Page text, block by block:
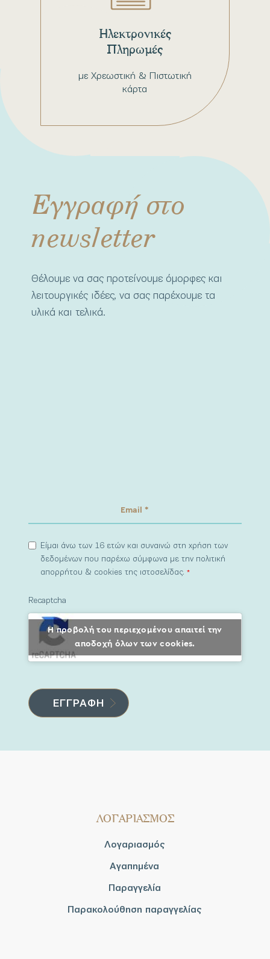
με Χρεωστική & Πιστωτική
κάρτα
Ηλεκτρονικές
Πληρωμές
Εγγραφή στο
newsletter
Θέλουμε να σας προτείνουμε όμορφες και
λειτουργικές ιδέες, να σας παρέχουμε τα
υλικά και τελικά.
Είμαι άνω των 16 ετών και συναινώ στη χρήση των
δεδομένων που παρέχω σύμφωνα με την πολιτική
απορρήτου & cookies της ιστοσελίδας.*
Recaptcha
Η προβολή του περιεχομένου απαιτεί την
αποδοχή όλων των cookies.
ΛΟΓΑΡΙΑΣΜΟΣ
Λογαριασμός
Αγαπημένα
Παραγγελία
Παρακολούθηση παραγγελίας